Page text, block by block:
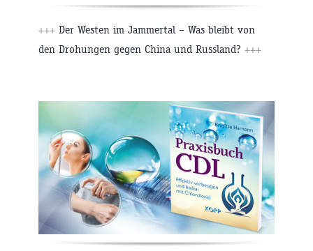
+++ Der Westen im Jammertal – Was bleibt von
den Drohungen gegen China und Russland? +++